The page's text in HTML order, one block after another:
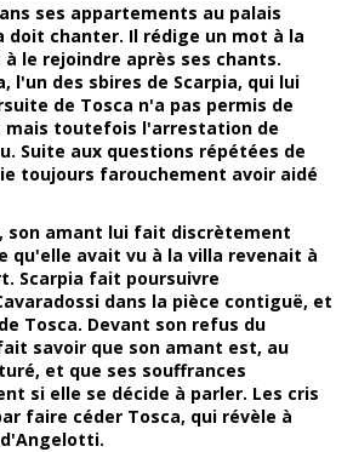
ses appartements au palais
doit chanter. Il rédige un mot à la
le rejoindre après ses chants.
l'un des sbires de Scarpia, qui lui
de Tosca n'a pas permis de
mais toutefois l'arrestation de
Suite aux questions répétées de
toujours farouchement avoir aidé
son amant lui fait discrètement
qu'elle avait vu à la villa revenait à
Scarpia fait poursuivre
dans la pièce contiguë, et
Tosca. Devant son refus du
savoir que son amant est, au
et que ses souffrances
si elle se décide à parler. Les cris
faire céder Tosca, qui révèle à